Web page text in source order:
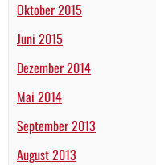
Oktober 2015
Juni 2015
Dezember 2014
Mai 2014
September 2013
August 2013